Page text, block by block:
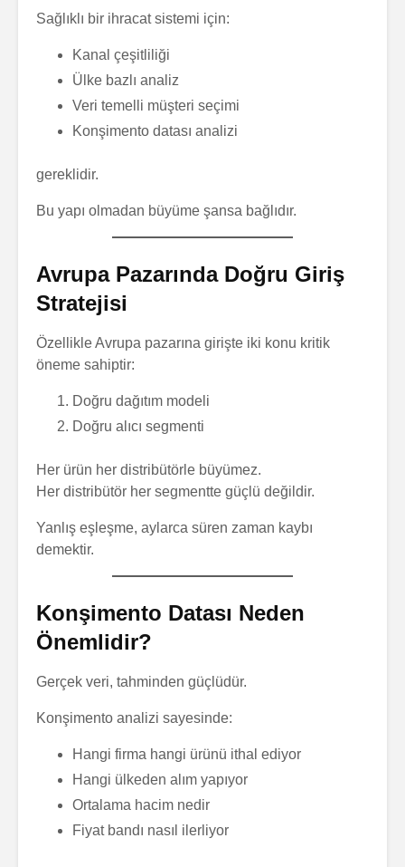
Sağlıklı bir ihracat sistemi için:
Kanal çeşitliliği
Ülke bazlı analiz
Veri temelli müşteri seçimi
Konşimento datası analizi
gereklidir.
Bu yapı olmadan büyüme şansa bağlıdır.
Avrupa Pazarında Doğru Giriş
Stratejisi
Özellikle Avrupa pazarına girişte iki konu kritik
öneme sahiptir:
Doğru dağıtım modeli
Doğru alıcı segmenti
Her ürün her distribütörle büyümez.
Her distribütör her segmentte güçlü değildir.
Yanlış eşleşme, aylarca süren zaman kaybı
demektir.
Konşimento Datası Neden
Önemlidir?
Gerçek veri, tahminden güçlüdür.
Konşimento analizi sayesinde:
Hangi firma hangi ürünü ithal ediyor
Hangi ülkeden alım yapıyor
Ortalama hacim nedir
Fiyat bandı nasıl ilerliyor